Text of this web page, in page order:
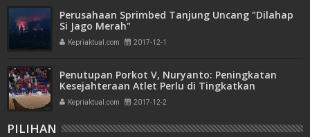
Perusahaan Sprimbed Tanjung Uncang "Dilahap
Si Jago Merah"
Kepriaktual.com 2017-12-1
Penutupan Porkot V, Nuryanto: Peningkatan
Kesejahteraan Atlet Perlu di Tingkatkan
Kepriaktual.com 2017-12-2
PILIHAN